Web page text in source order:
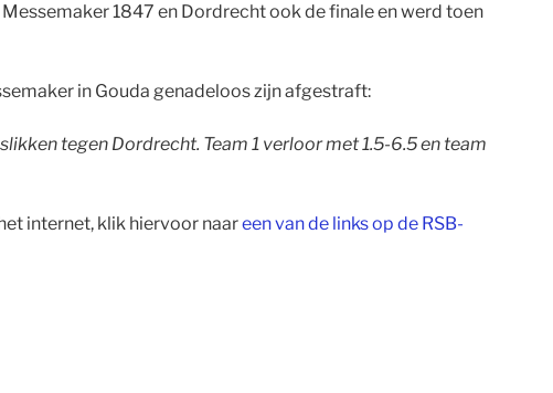
1847 en Dordrecht ook de finale en werd toen
in Gouda genadeloos zijn afgestraft:
tegen Dordrecht. Team 1 verloor met 1.5-6.5 en team
internet, klik hiervoor naareen van de links op de RSB-